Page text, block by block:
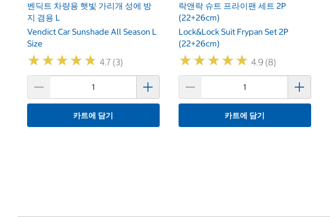
벤딕트 차량용 햇빛 가리개 성에 방
지 겸용 L
Vendict Car Sunshade All Season L
Size
★★★★★
★★★★★ 4.7 (3)
카트에 담기
락앤락 슈트 프라이팬 세트 2P
(22+26cm)
Lock&Lock Suit Frypan Set 2P
(22+26cm)
★★★★★
★★★★★ 4.9 (8)
카트에 담기